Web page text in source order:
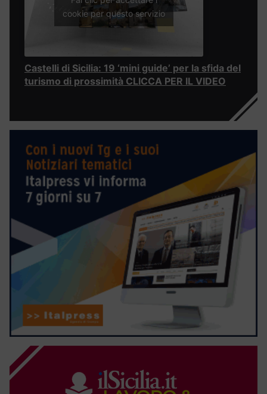
cookie per questo servizio
Castelli di Sicilia: 19 ‘mini guide’ per la sfida del
turismo di prossimità CLICCA PER IL VIDEO